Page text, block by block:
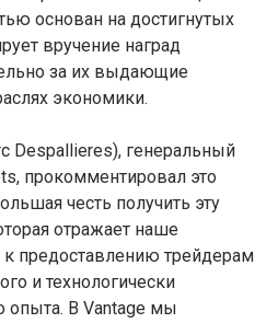
основан на достигнутых
вручение наград
за их выдающие
экономики.
Despallieres), генеральный
прокомментировал это
честь получить эту
отражает наше
к предоставлению трейдерам
и технологически
опыта. В Vantage мы